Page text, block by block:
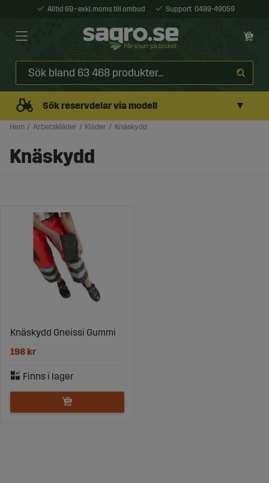
Alltid 69:- exkl. moms till ombud Support 0499-49059
Sök reservdelar via modell ▼
Hem Arbetskläder Kläder Knäskydd
Knäskydd
Knäskydd Gneissi Gummi
198 kr